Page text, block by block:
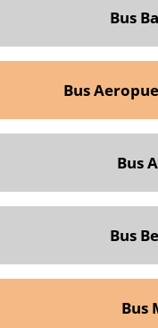
Bus
Bus
Bus
Bus
Bus